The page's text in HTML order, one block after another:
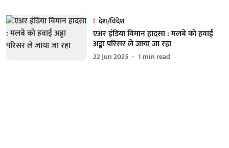
देश/विदेश
एअर इंडिया विमान हादसा : मलबे को हवाई
अड्डा परिसर ले जाया जा रहा
22 Jun 2025 1 min read